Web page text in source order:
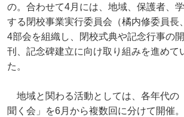
の。合わせて4月には、地域、保護者、
する閉校事業実行委員会（橘内修委員長
4部会を組織し、閉校式典や記念行事の
刊、記念碑建立に向け取り組みを進めて
た。
地域と関わる活動としては、各年代の
聞く会」を6月から複数回に分けて開催